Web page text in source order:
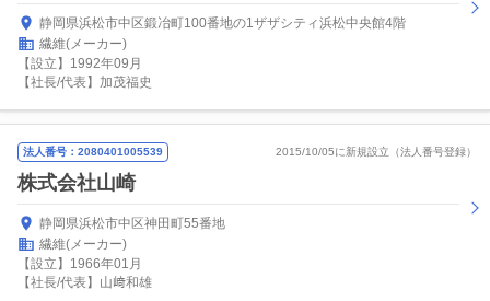
静岡県浜松市中区鍛冶町100番地の1ザザシティ浜松中央館4階
繊維(メーカー)
【設立】1992年09月
【社長/代表】加茂福史
法人番号：2080401005539 2015/10/05に新規設立（法人番号登録）
株式会社山崎
静岡県浜松市中区神田町55番地
繊維(メーカー)
【設立】1966年01月
【社長/代表】山﨑和雄